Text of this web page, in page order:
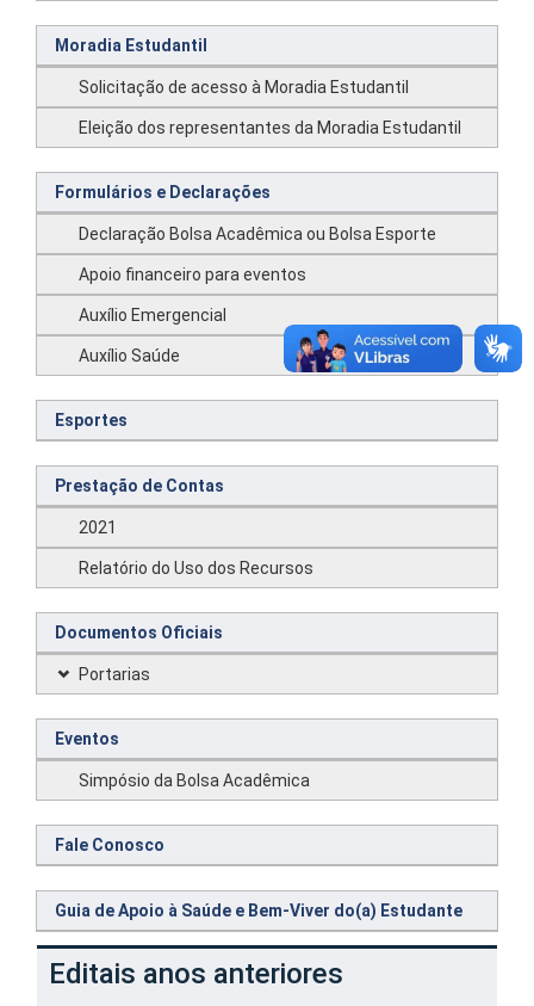
Moradia Estudantil
Solicitação de acesso à Moradia Estudantil
Eleição dos representantes da Moradia Estudantil
Formulários e Declarações
Declaração Bolsa Acadêmica ou Bolsa Esporte
Apoio financeiro para eventos
Auxílio Emergencial
Auxílio Saúde
Esportes
Prestação de Contas
2021
Relatório do Uso dos Recursos
Documentos Oficiais
Portarias
Eventos
Simpósio da Bolsa Acadêmica
Fale Conosco
Guia de Apoio à Saúde e Bem-Viver do(a) Estudante
Editais anos anteriores